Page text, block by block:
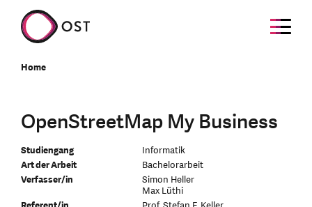
Home
OpenStreetMap My Business
Studiengang
Informatik
Art der Arbeit
Bachelorarbeit
Verfasser/in
Simon Heller
Max Lüthi